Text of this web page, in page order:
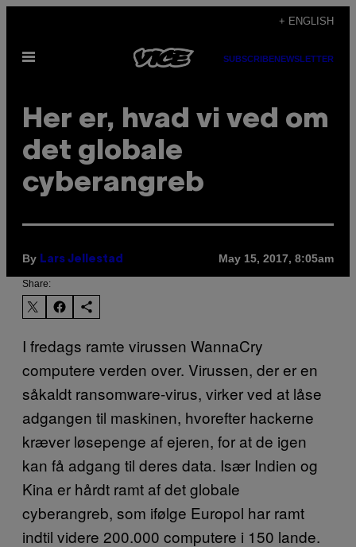
content
+ ENGLISH
Open
SUBSCRIBENEWSLETTER
Her er, hvad vi ved om
det globale
cyberangreb
By Lars Jellestad May 15, 2017, 8:05am
Share:
I fredags ramte virussen WannaCry
computere verden over. Virussen, der er en
såkaldt ransomware-virus, virker ved at låse
adgangen til maskinen, hvorefter hackerne
kræver løsepenge af ejeren, for at de igen
kan få adgang til deres data. Især Indien og
Kina er hårdt ramt af det globale
cyberangreb, som ifølge Europol har ramt
indtil videre 200.000 computere i 150 lande.